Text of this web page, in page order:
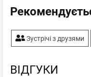
Зустрічі з друзями
ВІДГУКИ